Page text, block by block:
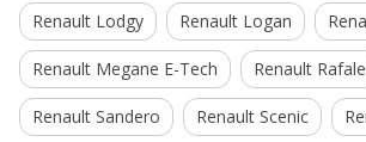
Renault Lodgy Renault Logan
Renault Megane E-Tech Renault Rafale
Renault Sandero Renault Scenic